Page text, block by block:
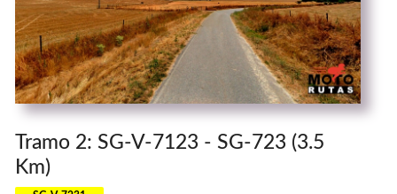
Tramo 2: SG-V-7123 - SG-723 (3.5
Km)